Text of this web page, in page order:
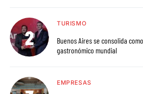
TURISMO
Buenos Aires se consolida
gastronómico mundial
EMPRESAS